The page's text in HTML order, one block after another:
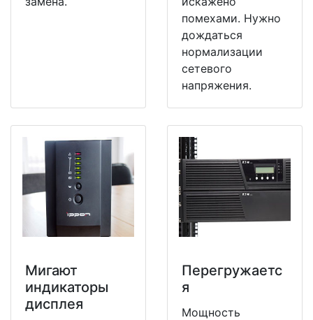
помехами. Нужно
дождаться
нормализации
сетевого
напряжения.
Мигают
индикаторы
дисплея
Перегружаетс
я
Мощность